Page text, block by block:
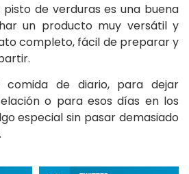
pisto de verduras es una buena
un producto muy versátil y
completo, fácil de preparar y
comida de diario, para dejar
o para esos días en los
especial sin pasar demasiado